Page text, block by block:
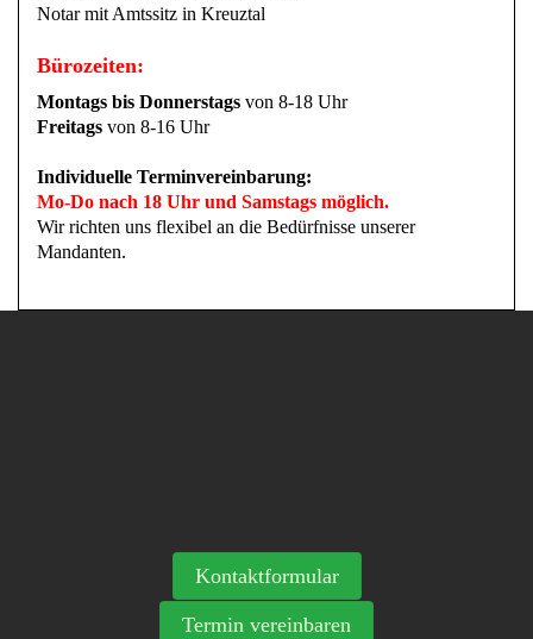
Notar mit Amtssitz in Kreuztal
Bürozeiten:
Montags bis Donnerstags von 8-18 Uhr
Freitags von 8-16 Uhr
Individuelle Terminvereinbarung:
Mo-Do nach 18 Uhr und Samstags möglich.
Wir richten uns flexibel an die Bedürfnisse unserer
Mandanten.
Kontaktformular
Termin vereinbaren